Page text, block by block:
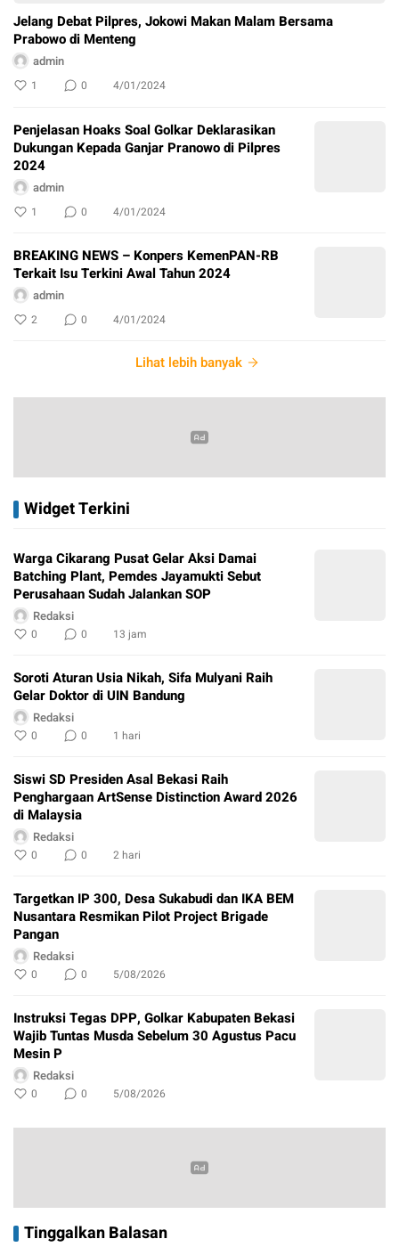
Jelang Debat Pilpres, Jokowi Makan Malam Bersama
Prabowo di Menteng
admin
1 0 4/01/2024
Penjelasan Hoaks Soal Golkar Deklarasikan
Dukungan Kepada Ganjar Pranowo di Pilpres
2024
admin
1 0 4/01/2024
BREAKING NEWS – Konpers KemenPAN-RB
Terkait Isu Terkini Awal Tahun 2024
admin
2 0 4/01/2024
Lihat lebih banyak
Widget Terkini
Warga Cikarang Pusat Gelar Aksi Damai
Batching Plant, Pemdes Jayamukti Sebut
Perusahaan Sudah Jalankan SOP
Redaksi
0 0 13 jam
Soroti Aturan Usia Nikah, Sifa Mulyani Raih
Gelar Doktor di UIN Bandung
Redaksi
0 0 1 hari
Siswi SD Presiden Asal Bekasi Raih
Penghargaan ArtSense Distinction Award 2026
di Malaysia
Redaksi
0 0 2 hari
Targetkan IP 300, Desa Sukabudi dan IKA BEM
Nusantara Resmikan Pilot Project Brigade
Pangan
Redaksi
0 0 5/08/2026
Instruksi Tegas DPP, Golkar Kabupaten Bekasi
Wajib Tuntas Musda Sebelum 30 Agustus Pacu
Mesin P
Redaksi
0 0 5/08/2026
Tinggalkan Balasan